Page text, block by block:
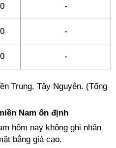
-
-
-
Trung, Tây Nguyên. (Tổng
Nam ổn định
hôm nay không ghi nhận
bằng giá cao.